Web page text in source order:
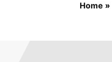
Home »